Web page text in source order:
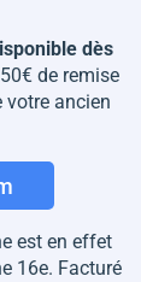
dès
de remise
votre ancien
est en effet
16e. Facturé